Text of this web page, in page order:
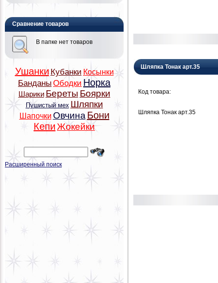
Сравнение товаров
В папке нет товаров
Ушанки Кубанки Косынки
Банданы Ободки Норка
Шарики Береты Боярки
Пушистый мех Шляпки
Шапочки Овчина Бони
Кепи Жокейки
Расширенный поиск
Шляпка Тонак арт.35
Код товара:
Шляпка Тонак арт.35